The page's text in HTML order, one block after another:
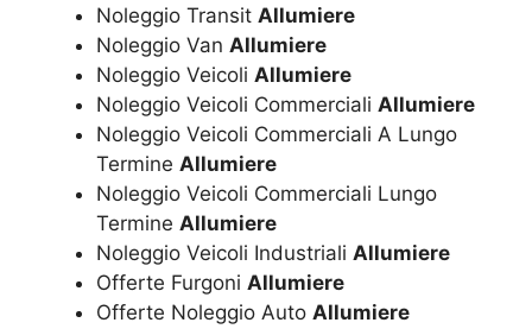
Noleggio Transit Allumiere
Noleggio Van Allumiere
Noleggio Veicoli Allumiere
Noleggio Veicoli Commerciali Allumiere
Noleggio Veicoli Commerciali A Lungo
Termine Allumiere
Noleggio Veicoli Commerciali Lungo
Termine Allumiere
Noleggio Veicoli Industriali Allumiere
Offerte Furgoni Allumiere
Offerte Noleggio Auto Allumiere